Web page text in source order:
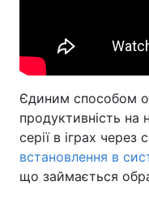
Єдиним способом
продуктивність на
серії в іграх
встановлення в
що займається